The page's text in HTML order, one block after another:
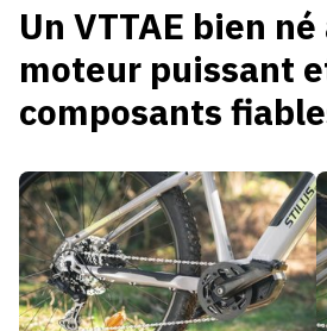
Un VTTAE bien
moteur puissant
composants